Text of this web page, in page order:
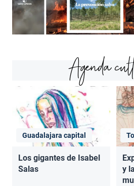
Agenda
Guadalajara capital
Los gigantes de Isabel
Salas
y